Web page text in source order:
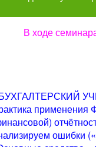
В ходе
применения
ошибки